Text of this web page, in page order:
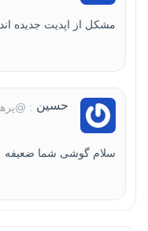
مشکل از اپدیت جدیده اندورید
حسین :
سلام گوشی شما ضعیفه